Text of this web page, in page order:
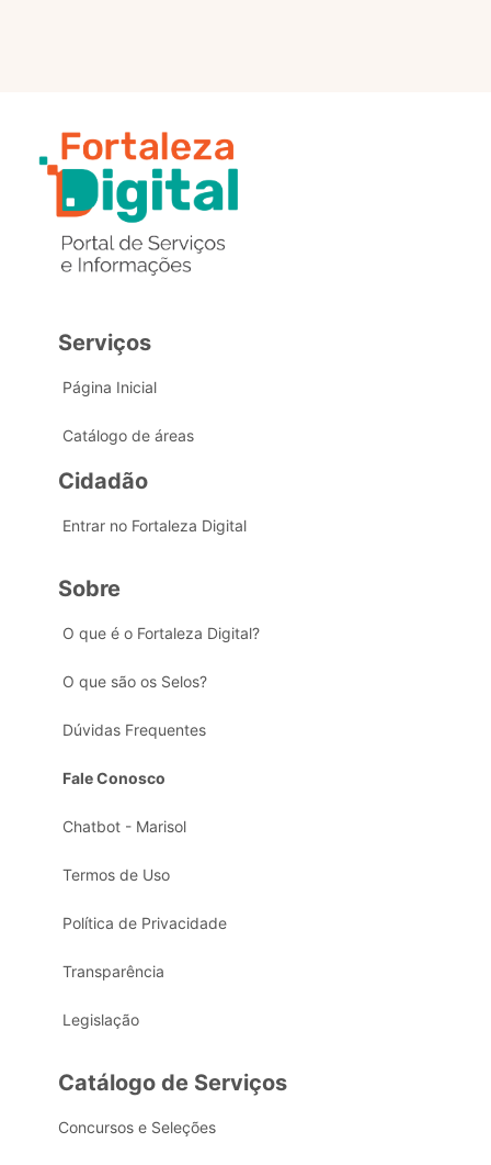
Serviços
Página Inicial
Catálogo de áreas
Cidadão
Entrar no Fortaleza Digital
Sobre
O que é o Fortaleza Digital?
O que são os Selos?
Dúvidas Frequentes
Fale Conosco
Chatbot - Marisol
Termos de Uso
Política de Privacidade
Transparência
Legislação
Catálogo de Serviços
Concursos e Seleções